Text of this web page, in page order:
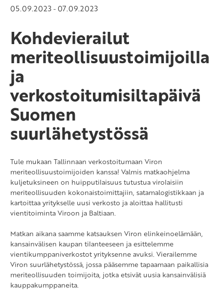
05.09.2023-07.09.2023
Kohdevierailut
meriteollisuustoimijoilla
ja
verkostoitumisiltapäivä
Suomen
suurlähetystössä
Tule mukaan Tallinnaan verkostoitumaan Viron
meriteollisuustoimijoiden kanssa! Valmis matkaohjelma
kuljetuksineen on huipputilaisuus tutustua virolaisiin
meriteollisuuden kokonaistoimittajiin, satamalogistikkaan ja
kartoittaa yritykselle uusi verkosto ja aloittaa hallitusti
vientitoiminta Viroon ja Baltiaan.
Matkan aikana saamme katsauksen Viron elinkeinoelämään,
kansainvälisen kaupan tilanteeseen ja esittelemme
vientikumppaniverkostot yrityksenne avuksi. Vierailemme
Viron suurlähetystössä, jossa pääsemme tapaamaan paikallisia
meriteollisuuden toimijoita, jotka etsivät uusia kansainvälisiä
kauppakumppaneita.